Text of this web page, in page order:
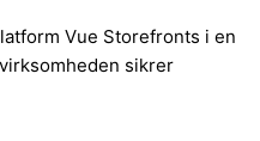
Vue Storefronts i en
sikrer